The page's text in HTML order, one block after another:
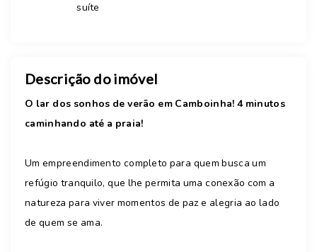
suíte
Descrição do imóvel
O lar dos sonhos de verão em Camboinha! 4 minutos
caminhando até a praia!
Um empreendimento completo para quem busca um
refúgio tranquilo, que lhe permita uma conexão com a
natureza para viver momentos de paz e alegria ao lado
de quem se ama.